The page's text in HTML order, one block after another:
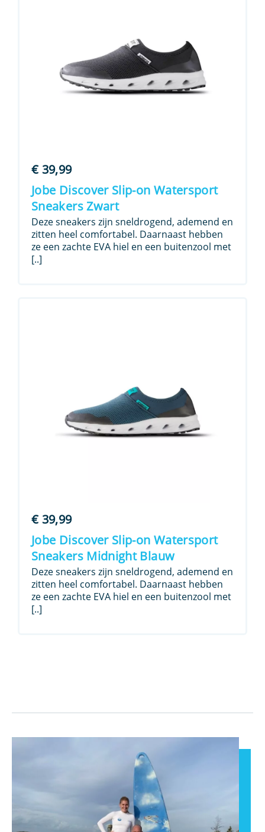
€39,99
Jobe Discover Slip-on Watersport
Sneakers Zwart
Deze sneakers zijn sneldrogend, ademend en
zitten heel comfortabel. Daarnaast hebben
ze een zachte EVA hiel en een buitenzool met
[..]
€39,99
Jobe Discover Slip-on Watersport
Sneakers Midnight Blauw
Deze sneakers zijn sneldrogend, ademend en
zitten heel comfortabel. Daarnaast hebben
ze een zachte EVA hiel en een buitenzool met
[..]